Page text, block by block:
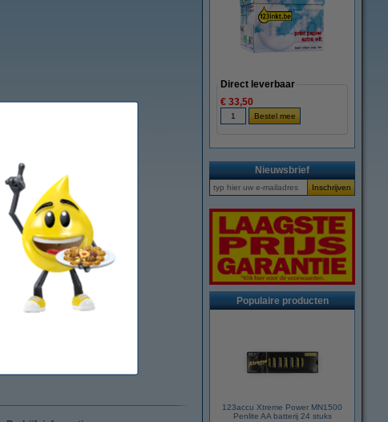
Direct leverbaar
€ 33,50
Nieuwsbrief
Populaire producten
123accu Xtreme Power MN1500
Penlite AA batterij 24 stuks